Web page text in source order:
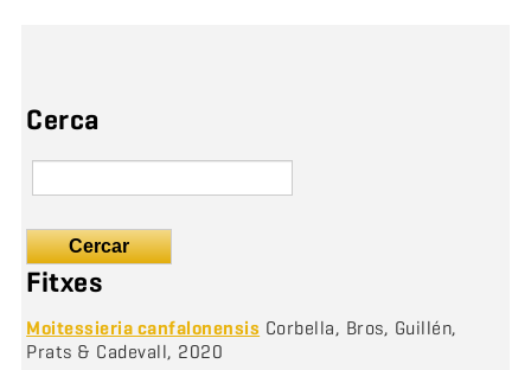
Cerca
Cercar
Fitxes
Moitessieria canfalonensis Corbella, Bros, Guillén,
Prats & Cadevall, 2020